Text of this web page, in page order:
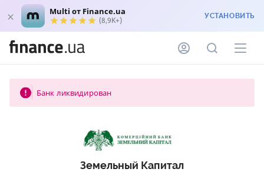
Multi от Finance.ua
(8,9K+) УСТАНОВИТЬ
Банк ликвидирован
Земельный Капитал